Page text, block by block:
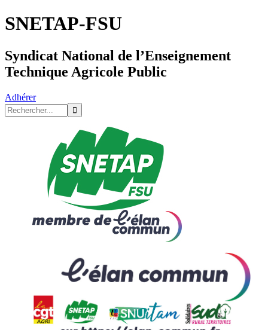
SNETAP-FSU
Syndicat National de l’Enseignement
Technique Agricole Public
Adhérer